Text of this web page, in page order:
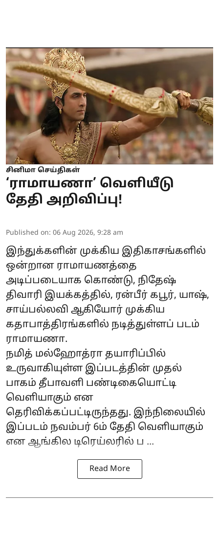
சினிமா செய்திகள்
‘ராமாயணா’ வெளியீடு
தேதி அறிவிப்பு!
Published on: 06 Aug 2026, 9:28 am
இந்துக்களின் முக்கிய இதிகாசங்களில்
ஒன்றான ராமாயணத்தை
அடிப்படையாக கொண்டு, நிதேஷ்
திவாரி இயக்கத்தில், ரன்பீர் கபூர், யாஷ்,
சாய்பல்லவி ஆகியோர் முக்கிய
கதாபாத்திரங்களில் நடித்துள்ளப் படம்
ராமாயணா.
நமித் மல்ஹோத்ரா தயாரிப்பில்
உருவாகியுள்ள இப்படத்தின் முதல்
பாகம் தீபாவளி பண்டிகையொட்டி
வெளியாகும் என
தெரிவிக்கப்பட்டிருந்தது. இந்நிலையில்
இப்படம் நவம்பர் 6ம் தேதி வெளியாகும்
என ஆங்கில டிரெய்லரில் ப ...
Read More